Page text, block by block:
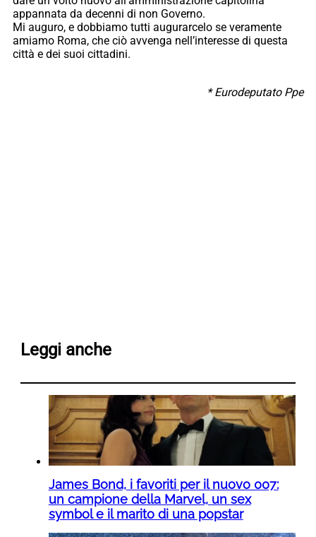
appannata da decenni di non Governo.
Mi auguro, e dobbiamo tutti augurarcelo se veramente
amiamo Roma, che ciò avvenga nell’interesse di questa
città e dei suoi cittadini.
* Eurodeputato Ppe
Leggi anche
James Bond, i favoriti per il nuovo 007:
un campione della Marvel, un sex
symbol e il marito di una popstar